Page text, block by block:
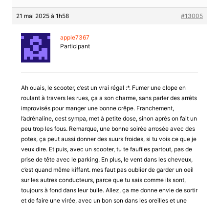
21 mai 2025 à 1h58 #13005
apple7367
Participant
Ah ouais, le scooter, c’est un vrai régal :*. Fumer une clope en
roulant à travers les rues, ça a son charme, sans parler des arrêts
improvisés pour manger une bonne crêpe. Franchement,
l’adrénaline, cest sympa, met à petite dose, sinon après on fait un
peu trop les fous. Remarque, une bonne soirée arrosée avec des
potes, ça peut aussi donner des suurs froides, si tu vois ce que je
veux dire. Et puis, avec un scooter, tu te faufiles partout, pas de
prise de tête avec le parking. En plus, le vent dans les cheveux,
c’est quand même kiffant. mes faut pas oublier de garder un oeil
sur les autres conducteurs, parce que tu sais comme ils sont,
toujours à fond dans leur bulle. Allez, ça me donne envie de sortir
et de faire une virée, avec un bon son dans les oreilles et une